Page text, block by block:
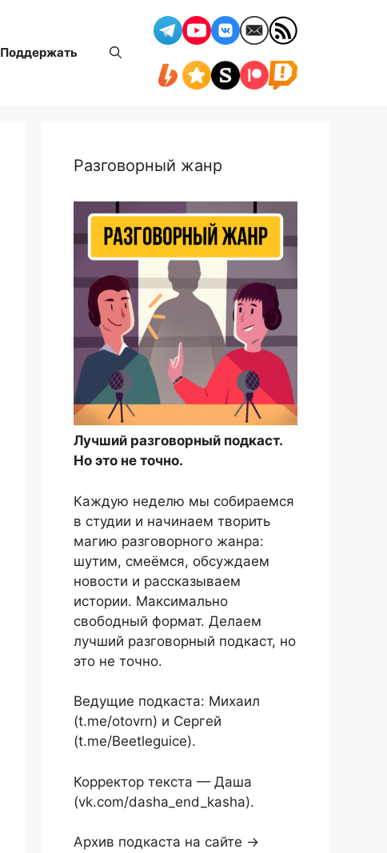
Поддержать
Разговорный жанр
Лучший разговорный подкаст.
Но это не точно.
Каждую неделю мы собираемся
в студии и начинаем творить
магию разговорного жанра:
шутим, смеёмся, обсуждаем
новости и рассказываем
истории. Максимально
свободный формат. Делаем
лучший разговорный подкаст, но
это не точно.
Ведущие подкаста: Михаил
(t.me/otovrn) и Сергей
(t.me/Beetleguice).
Корректор текста — Даша
(vk.com/dasha_end_kasha).
Архив подкаста на сайте →